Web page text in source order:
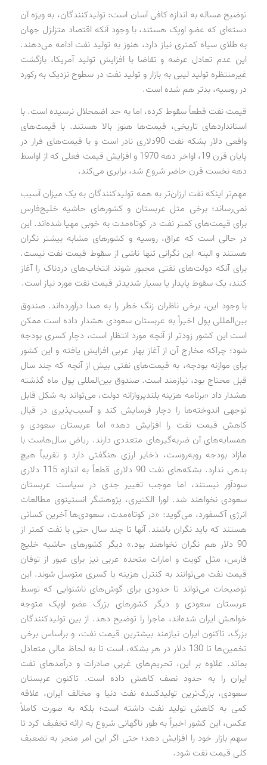
توضیح مساله به اندازه کافی آسان است: تولیدکنندگان، به ویژه آن
دسته‌ای که عضو اوپک هستند، با وجود آنکه اقتصاد متزلزل جهان
به طلای سیاه کمتری نیاز دارد، هنوز به تولید نفت ادامه می‌دهند.
این عدم تعادل عرضه و تقاضا با افزایش تولید آمریکا، بازگشت
غیرمنتظره تولید لیبی به بازار و تولید نفت در سطوح نزدیک به رکورد
در روسیه، بدتر هم شده است.
قیمت نفت قطعاً سقوط کرده، اما به حد اضمحلال نرسیده است. با
استانداردهای تاریخی، قیمت‌ها هنوز بالا هستند. با قیمت‌های
واقعی دلار بشکه نفت 90‌دلاری نادر است و با قیمت‌های فرار در
پایان قرن 19، اواخر دهه 1970 و افزایش قیمت فعلی که از اواسط
دهه نخست قرن حاضر شروع شد، برابری می‌کند.
مهم‌تر اینکه نفت ارزان‌تر به همه تولیدکنندگان به یک میزان آسیب
نمی‌رساند؛ برخی مثل عربستان و کشورهای حاشیه خلیج‌فارس
برای قیمت‌های کمتر نفت در کوتاه‌مدت به خوبی مهیا شده‌اند. این
در حالی است که عراق، روسیه و کشورهای مشابه بیشتر نگران
هستند و البته این نگرانی تنها ناشی از سقوط قیمت نفت نیست.
برای آنکه دولت‌های نفتی مجبور شوند انتخاب‌های دردناک را آغاز
کنند، یک سقوط پایدار یا بسیار شدیدتر قیمت نفت مورد نیاز است.
با وجود این، برخی ناظران زنگ خطر را به صدا درآورده‌اند. صندوق
بین‌المللی پول اخیراً به عربستان سعودی هشدار داده است ممکن
است این کشور زودتر از آنچه مورد انتظار است، دچار کسری بودجه
شود؛ چراکه مخارج آن از آغاز بهار عربی افزایش یافته و این کشور
برای موازنه بودجه، به قیمت‌های نفتی بیش از آنچه که چند سال
قبل محتاج بود، نیازمند است. صندوق بین‌المللی پول ماه گذشته
هشدار داد «برنامه هزینه بلندپروازانه دولت، می‌تواند به شکل قابل
‌توجهی اندوخته‌ها را دچار فرسایش کند و آسیب‌پذیری در قبال
کاهش قیمت نفت را افزایش دهد» اما عربستان سعودی و
همسایه‌های آن ضربه‌گیرهای متعددی دارند. ریاض سال‌هاست با
مازاد بودجه روبه‌روست، ذخایر ارزی هنگفتی دارد و تقریباً هیچ
بدهی ندارد. بشکه‌های نفت 90 دلاری قطعاً به اندازه 115 دلاری
سودآور نیستند، اما موجب تغییر جدی در سیاست عربستان
سعودی نخواهند شد. لورا الکتیری، پژوهشگر انستیتوی مطالعات
انرژی آکسفورد، می‌گوید: «در کوتاه‌مدت، سعودی‌ها آخرین کسانی
هستند که باید نگران باشند. آنها تا چند سال حتی با نفت کمتر از
90 دلار هم نگران نخواهند بود.» دیگر کشورهای حاشیه خلیج
فارس، مثل کویت و امارات متحده عربی نیز برای عبور از توفان
قیمت نفت می‌توانند به کنترل هزینه یا کسری متوسل شوند. این
توضیحات می‌تواند تا حدودی برای گوش‌های ناشنوایی که توسط
عربستان سعودی و دیگر کشورهای بزرگ عضو اوپک متوجه
خواهش ایران شده‌اند، ماجرا را توضیح دهد. از بین تولیدکنندگان
بزرگ، تاکنون ایران نیازمند بیشترین قیمت نفت، و براساس برخی
تخمین‌ها تا 130 دلار در هر بشکه، است تا به لحاظ مالی متعادل
بماند. علاوه بر این، تحریم‌های غربی صادرات و درآمدهای نفت
ایران را به حدود نصف کاهش داده است. تاکنون عربستان
سعودی، بزرگ‌ترین تولیدکننده نفت دنیا و مخالف ایران، علاقه
کمی به کاهش تولید نفت داشته است؛ بلکه به صورت کاملاً
عکس، این کشور اخیراً به طور ناگهانی شروع به ارائه تخفیف کرد تا
سهم بازار خود را افزایش دهد؛ حتی اگر این امر منجر به تضعیف
کلی قیمت نفت شود.